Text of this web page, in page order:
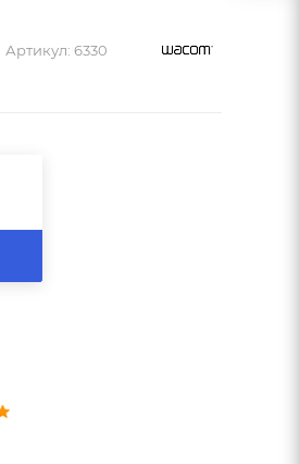
Артикул: 6330